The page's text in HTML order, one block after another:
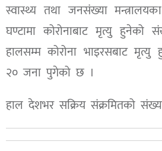
स्वास्थ्य तथा जनसंख्या
घण्टामा कोरोनाबाट मृत्यु
हालसम्म कोरोना भाइरसबाट
२० जना पुगेको छ ।
हाल देशभर सक्रिय संक्रमितको